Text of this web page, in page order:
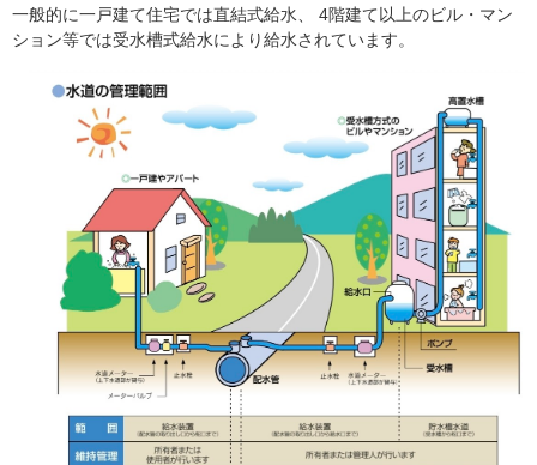
一般的に一戸建て住宅では直結式給水、 4階建て以上のビル・マン
ション等では受水槽式給水により給水されています。